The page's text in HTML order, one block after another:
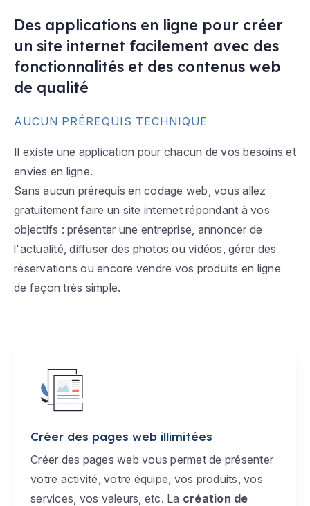
Des applications en ligne pour créer
un site internet facilement avec des
fonctionnalités et des contenus web
de qualité
AUCUN PRÉREQUIS TECHNIQUE
Il existe une application pour chacun de vos besoins et
envies en ligne.
Sans aucun prérequis en codage web, vous allez
gratuitement faire un site internet répondant à vos
objectifs : présenter une entreprise, annoncer de
l'actualité, diffuser des photos ou vidéos, gérer des
réservations ou encore vendre vos produits en ligne
de façon très simple.
Créer des pages web illimitées
Créer des pages web vous permet de présenter
votre activité, votre équipe, vos produits, vos
services, vos valeurs, etc. La création de